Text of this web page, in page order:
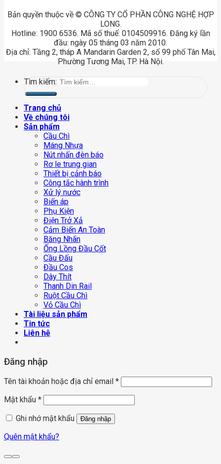
Bản quyền thuộc về © CÔNG TY CỔ PHẦN CÔNG NGHỆ HỢP
LONG.
Hotline: 1900 6536. Mã số thuế: 0104509916. Đăng ký lần
đầu: ngày 05 tháng 03 năm 2010.
Địa chỉ: Tầng 2, tháp A Mandarin Garden 2, số 99 phố Tân Mai,
Phường Tương Mai, TP. Hà Nội.
Tìm kiếm:
Trang chủ
Về chúng tôi
Sản phẩm
Cầu Chì
Máng Nhựa
Nút nhấn đèn báo
Rơ le trung gian
Thiết bị cảnh báo
Công tắc hành trình
Xử lý nước
Biến áp
Phụ Kiện
Điện Trở Xả
Cảm Biến An Toàn
Băng Nhãn
Ống Lồng Đầu Cốt
Cầu Đấu
Đầu Cos
Dây Thít
Thanh Din Rail
Ruột Cầu Chì
Vỏ Cầu Chì
Tài liệu sản phẩm
Tin tức
Liên hệ
Đăng nhập
Tên tài khoản hoặc địa chỉ email *
Mật khẩu *
Ghi nhớ mật khẩu
Đăng nhập
Quên mật khẩu?